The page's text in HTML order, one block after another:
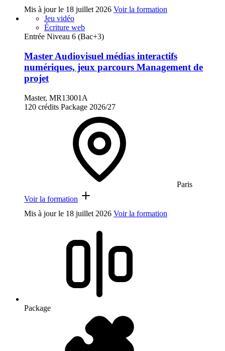
Mis à jour le 18 juillet 2026 Voir la formation
Jeu vidéo
Écriture web
Entrée Niveau 6 (Bac+3)
Master Audiovisuel médias interactifs
numériques, jeux parcours Management de
projet
Master, MR13001A
120 crédits Package 2026/27
Paris
Voir la formation
Mis à jour le 18 juillet 2026 Voir la formation
Package